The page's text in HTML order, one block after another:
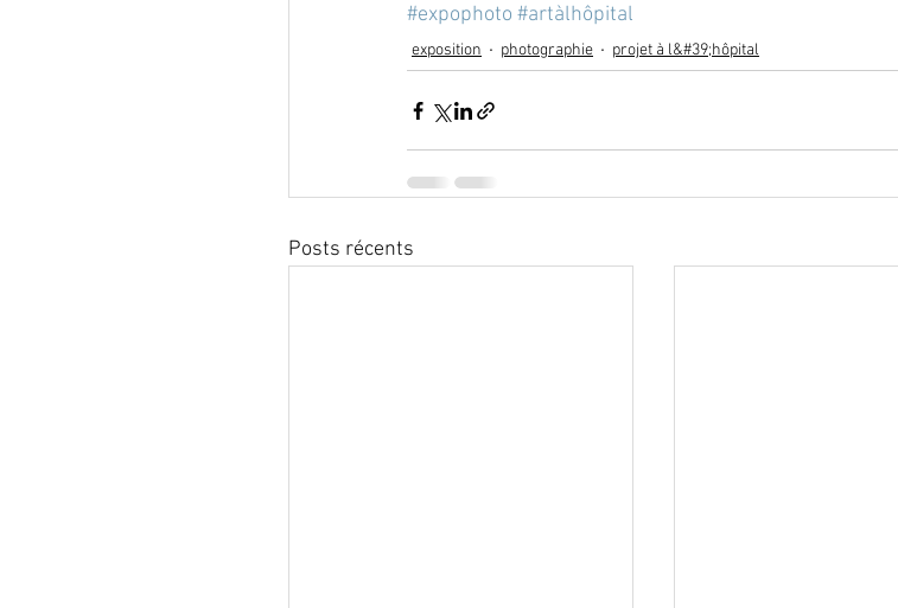
#expophoto #artàlhôpital
exposition photographie projet à l&#39;hôpital
Posts récents